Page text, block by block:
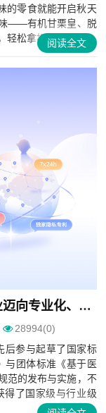
的零食就能开启秋天
味——有机甘栗皇、脱
轻松拿捏属于秋日...
阅读全文
壹心理参与起草国家标准，推动行业迈向专业化、规范化发展
28994(0)
后参与起草了国家标
与团体标准《基于医
范的发布与实施，不
得了国家级与行业级